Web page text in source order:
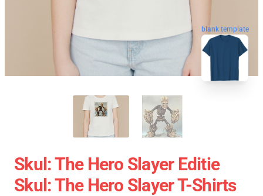
blank template
Skul: The Hero Slayer Editie
Skul: The Hero Slayer T-Shirts